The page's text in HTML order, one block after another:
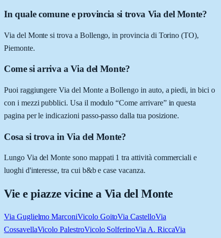
In quale comune e provincia si trova Via del Monte?
Via del Monte si trova a Bollengo, in provincia di Torino (TO),
Piemonte.
Come si arriva a Via del Monte?
Puoi raggiungere Via del Monte a Bollengo in auto, a piedi, in bici o
con i mezzi pubblici. Usa il modulo “Come arrivare” in questa
pagina per le indicazioni passo-passo dalla tua posizione.
Cosa si trova in Via del Monte?
Lungo Via del Monte sono mappati 1 tra attività commerciali e
luoghi d'interesse, tra cui b&b e case vacanza.
Vie e piazze vicine a Via del Monte
Via Guglielmo MarconiVicolo GoitoVia CastelloVia
CossavellaVicolo PalestroVicolo SolferinoVia A. RiccaVia